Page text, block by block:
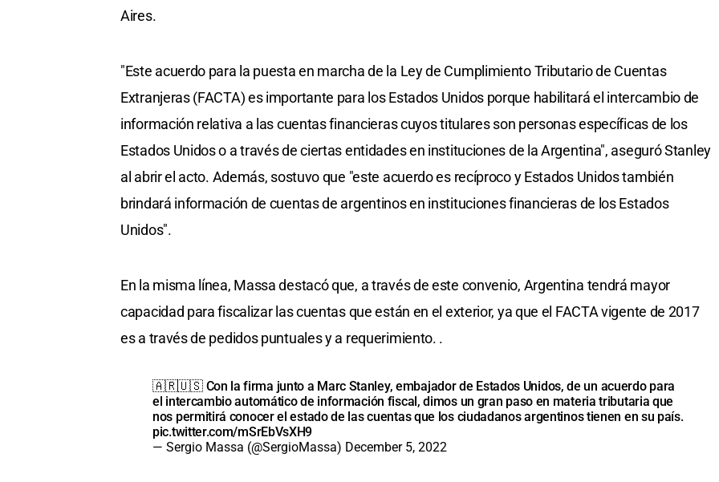
Aires.
"Este acuerdo para la puesta en marcha de la Ley de Cumplimiento Tributario de Cuentas
Extranjeras (FACTA) es importante para los Estados Unidos porque habilitará el intercambio de
información relativa a las cuentas financieras cuyos titulares son personas específicas de los
Estados Unidos o a través de ciertas entidades en instituciones de la Argentina", aseguró Stanley
al abrir el acto. Además, sostuvo que "este acuerdo es recíproco y Estados Unidos también
brindará información de cuentas de argentinos en instituciones financieras de los Estados
Unidos".
En la misma línea, Massa destacó que, a través de este convenio, Argentina tendrá mayor
capacidad para fiscalizar las cuentas que están en el exterior, ya que el FACTA vigente de 2017
es a través de pedidos puntuales y a requerimiento. .
🇦🇷🇺🇸 Con la firma junto a Marc Stanley, embajador de Estados Unidos, de un acuerdo para
el intercambio automático de información fiscal, dimos un gran paso en materia tributaria que
nos permitirá conocer el estado de las cuentas que los ciudadanos argentinos tienen en su país.
pic.twitter.com/mSrEbVsXH9
— Sergio Massa (@SergioMassa) December 5, 2022